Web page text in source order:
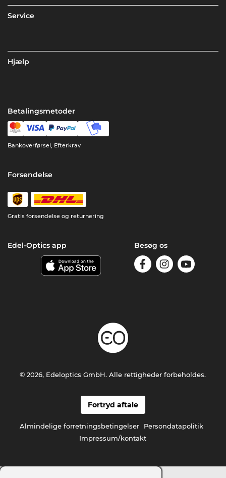
Service
Hjælp
Betalingsmetoder
Bankoverførsel, Efterkrav
Forsendelse
Gratis forsendelse og returnering
Edel-Optics app Besøg os
Fortryd aftale
Almindelige forretningsbetingelser
Persondatapolitik
Impressum/kontakt
© 2026, Edeloptics GmbH. Alle rettigheder forbeholdes.